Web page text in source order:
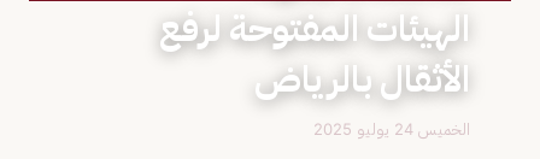
الهيئات المفتوحة لرفع
الأثقال بالرياض
الخميس 24 يوليو 2025